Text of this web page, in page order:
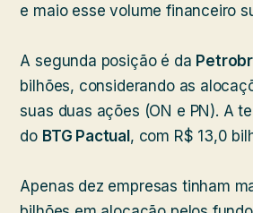
e maio esse volume financeiro
A segunda posição é da
bilhões, considerando as
suas duas ações (ON e PN). A
do BTG Pactual, com R$ 13,0
Apenas dez empresas tinham